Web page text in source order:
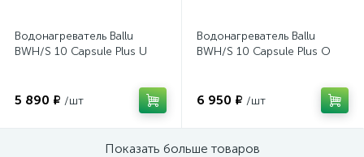
Водонагреватель Ballu
BWH/S 10 Capsule Plus U
5 890 ₽ /шт
Водонагреватель Ballu
BWH/S 10 Capsule Plus O
6 950 ₽ /шт
Показать больше товаров